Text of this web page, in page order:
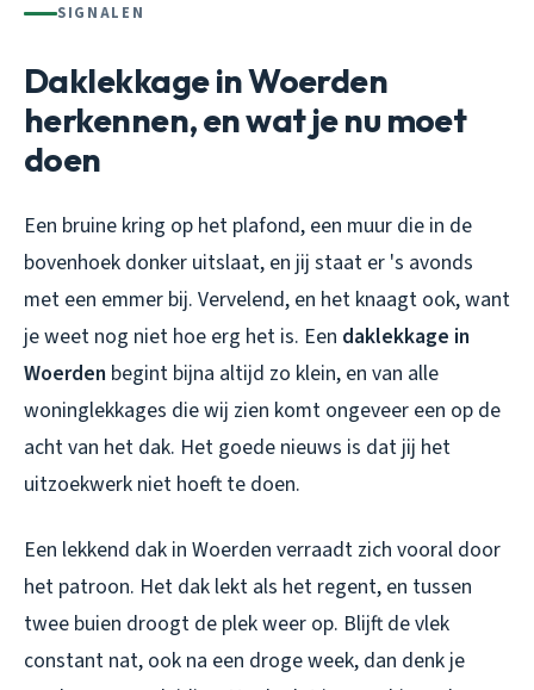
SIGNALEN
Daklekkage in Woerden
herkennen, en wat je nu moet
doen
Een bruine kring op het plafond, een muur die in de
bovenhoek donker uitslaat, en jij staat er 's avonds
met een emmer bij. Vervelend, en het knaagt ook, want
je weet nog niet hoe erg het is. Een daklekkage in
Woerden begint bijna altijd zo klein, en van alle
woninglekkages die wij zien komt ongeveer een op de
acht van het dak. Het goede nieuws is dat jij het
uitzoekwerk niet hoeft te doen.
Een lekkend dak in Woerden verraadt zich vooral door
het patroon. Het dak lekt als het regent, en tussen
twee buien droogt de plek weer op. Blijft de vlek
constant nat, ook na een droge week, dan denk je